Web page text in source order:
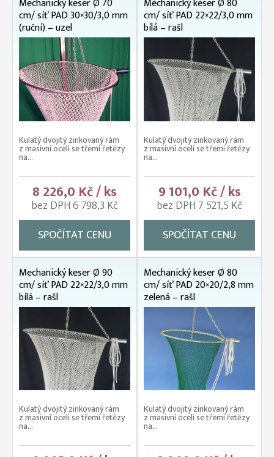
Mechanický keser Ø 70
cm/ síť PAD 30×30/3,0 mm
(ruční) – uzel
Kulatý dvojitý zinkovaný rám
z masivní oceli se třemi řetězy
na...
8 226,0 Kč / ks
bez DPH 6 798,3 Kč
SPOČÍTAT CENU
Mechanický keser Ø 80
cm/ síť PAD 22×22/3,0 mm
bílá – rašl
Kulatý dvojitý zinkovaný rám
z masivní oceli se třemi řetězy
na...
9 101,0 Kč / ks
bez DPH 7 521,5 Kč
SPOČÍTAT CENU
Mechanický keser Ø 90
cm/ síť PAD 22×22/3,0 mm
bílá – rašl
Kulatý dvojitý zinkovaný rám
z masivní oceli se třemi řetězy
na...
Mechanický keser Ø 80
cm/ síť PAD 20×20/2,8 mm
zelená – rašl
Kulatý dvojitý zinkovaný rám
z masivní oceli se třemi řetězy
na...